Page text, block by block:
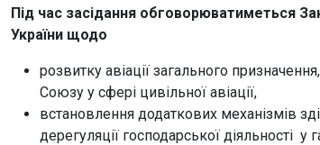
Під час засідання обговорюватиметься
України щодо
розвитку авіації загального
Союзу у сфері цивільної авіації,
встановлення додаткових механізмів
дерегуляції господарської діяльності у